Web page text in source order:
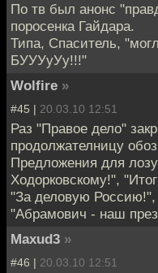
По тв был анонс
поросенка Гайдара.
Типа, Спаситель,
БУУУуУу!!!"
Wolfire »
#45 | 20.03.10 12:51
Раз "Правое дело"
продолжателницу
Предложения для
Ходорковскому!",
"За деловую
"Абрамович - наш
Maxud3 »
#46 | 20.03.10 12:51